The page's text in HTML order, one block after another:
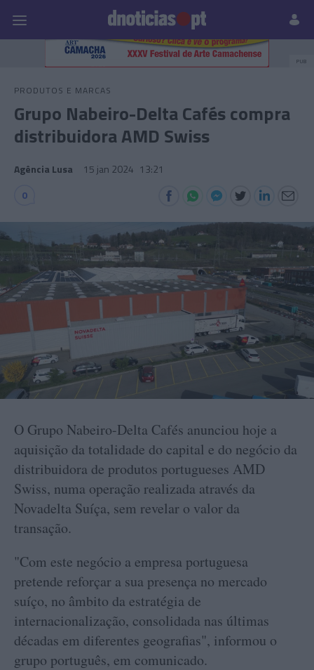
Prazeres Paisagens
PUB
PRODUTOS E MARCAS
Grupo Nabeiro-Delta Cafés compra
distribuidora AMD Swiss
Agência Lusa 15 jan 2024 13:21
0
O Grupo Nabeiro-Delta Cafés anunciou hoje a
aquisição da totalidade do capital e do negócio da
distribuidora de produtos portugueses AMD
Swiss, numa operação realizada através da
Novadelta Suíça, sem revelar o valor da
transação.
"Com este negócio a empresa portuguesa
pretende reforçar a sua presença no mercado
suíço, no âmbito da estratégia de
internacionalização, consolidada nas últimas
décadas em diferentes geografias", informou o
grupo português, em comunicado.